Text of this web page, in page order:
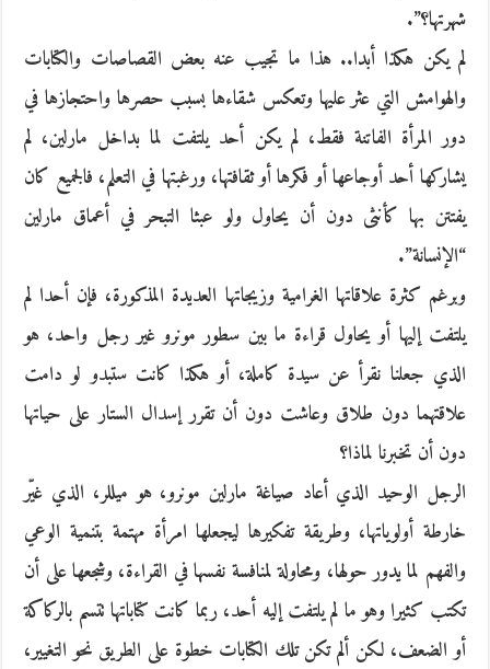
شهرتها؟”.
لم يكن هكذا أبدا.. هذا ما تجيب عنه بعض القصاصات والكتابات
والهوامش التي عثر عليها وتعكس شقاءها بسبب حصرها واحتجازها في
دور المرأة الفاتنة فقط، لم يكن أحد يلتفت لما بداخل مارلين، لم
يشاركها أحد أوجاعها أو فكرها أو ثقافتها، ورغبتها في التعلم، فالجميع كان
يفتتن بها كأنثى دون أن يحاول ولو عبثا التبحر في أعماق مارلين
“الإنسانة”.
وبرغم كثرة علاقاتها الغرامية وزيجاتها العديدة المذكورة، فإن أحدا لم
يلتفت إليها أو يحاول قراءة ما بين سطور مونرو غير رجل واحد، هو
الذي جعلنا نقرأ عن سيدة كاملة، أو هكذا كانت ستبدو لو دامت
علاقتهما دون طلاق وعاشت دون أن تقرر إسدال الستار على حياتها
دون أن تخبرنا لماذا؟
الرجل الوحيد الذي أعاد صياغة مارلين مونرو، هو ميللر، الذي غيّر
خارطة أولوياتها، وطريقة تفكيرها ليجعلها امرأة مهتمة بتنمية الوعي
والفهم لما يدور حولها، ومحاولة لمنافسة نفسها في القراءة، وشجعها على أن
تكتب كثيرا وهو ما لم يلتفت إليه أحد، ربما كانت كتاباتها تتسم بالركاكة
أو الضعف، لكن ألم تكن تلك الكتابات خطوة على الطريق نحو التغيير،